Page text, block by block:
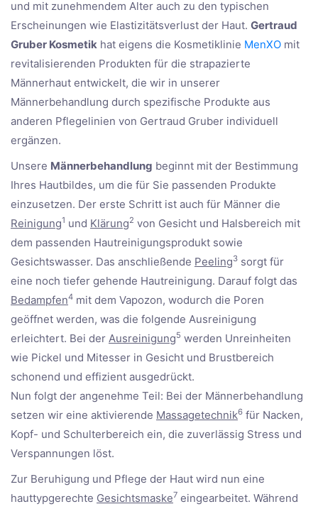
und mit zunehmendem Alter auch zu den typischen
Erscheinungen wie Elastizitätsverlust der Haut. Gertraud
Gruber Kosmetik hat eigens die Kosmetiklinie MenXO mit
revitalisierenden Produkten für die strapazierte
Männerhaut entwickelt, die wir in unserer
Männerbehandlung durch spezifische Produkte aus
anderen Pflegelinien von Gertraud Gruber individuell
ergänzen.
Unsere Männerbehandlung beginnt mit der Bestimmung
Ihres Hautbildes, um die für Sie passenden Produkte
einzusetzen. Der erste Schritt ist auch für Männer die
Reinigung1 und Klärung2 von Gesicht und Halsbereich mit
dem passenden Hautreinigungsprodukt sowie
Gesichtswasser. Das anschließende Peeling3 sorgt für
eine noch tiefer gehende Hautreinigung. Darauf folgt das
Bedampfen4 mit dem Vapozon, wodurch die Poren
geöffnet werden, was die folgende Ausreinigung
erleichtert. Bei der Ausreinigung5 werden Unreinheiten
wie Pickel und Mitesser in Gesicht und Brustbereich
schonend und effizient ausgedrückt.
Nun folgt der angenehme Teil: Bei der Männerbehandlung
setzen wir eine aktivierende Massagetechnik6 für Nacken,
Kopf- und Schulterbereich ein, die zuverlässig Stress und
Verspannungen löst.
Zur Beruhigung und Pflege der Haut wird nun eine
hauttypgerechte Gesichtsmaske7 eingearbeitet. Während